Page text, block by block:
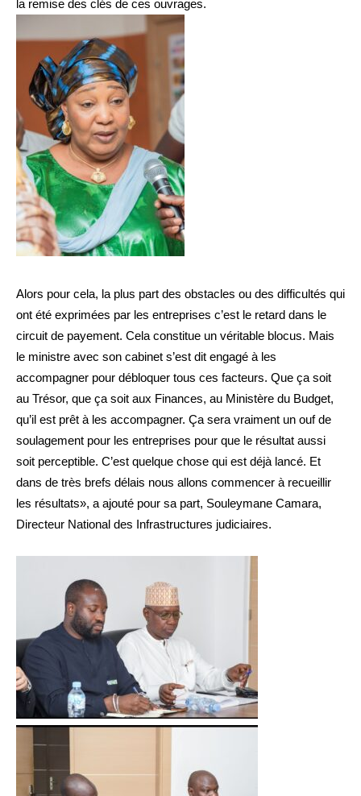
la remise des clés de ces ouvrages.
Alors pour cela, la plus part des obstacles ou des difficultés qui
ont été exprimées par les entreprises c’est le retard dans le
circuit de payement. Cela constitue un véritable blocus. Mais
le ministre avec son cabinet s’est dit engagé à les
accompagner pour débloquer tous ces facteurs. Que ça soit
au Trésor, que ça soit aux Finances, au Ministère du Budget,
qu’il est prêt à les accompagner. Ça sera vraiment un ouf de
soulagement pour les entreprises pour que le résultat aussi
soit perceptible. C’est quelque chose qui est déjà lancé. Et
dans de très brefs délais nous allons commencer à recueillir
les résultats», a ajouté pour sa part, Souleymane Camara,
Directeur National des Infrastructures judiciaires.